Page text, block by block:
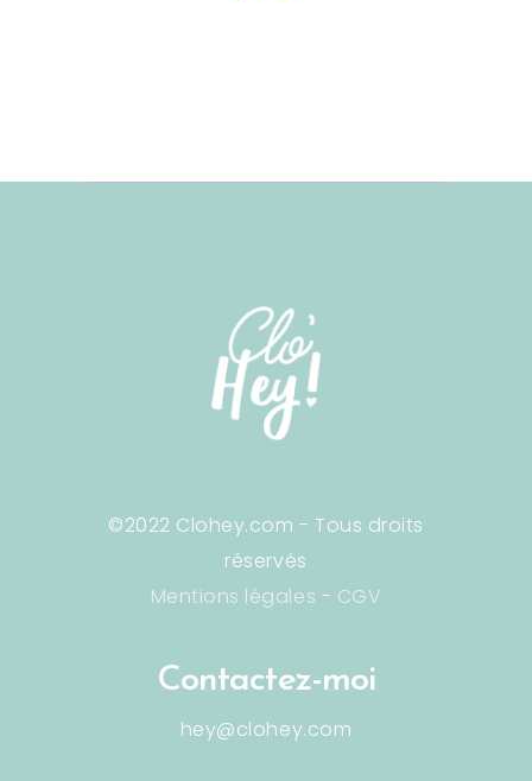
©2022 Clohey.com - Tous droits
réservés
Mentions légales - CGV
Contactez-moi
hey@clohey.com